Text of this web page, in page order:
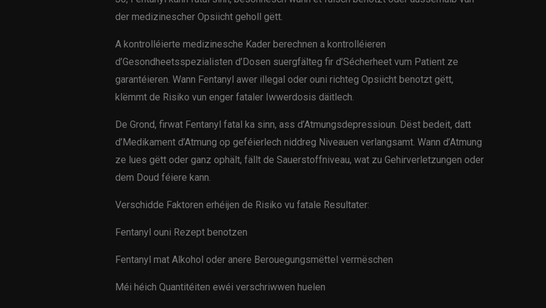
der medizinescher Opsiicht geholl gëtt.
A kontrolléierte medizinesche Kader berechnen a kontrolléieren
d’Gesondheetsspezialisten d’Dosen suergfälteg fir d’Sécherheet vum Patient ze
garantéieren. Wann Fentanyl awer illegal oder ouni richteg Opsiicht benotzt gëtt,
klëmmt de Risiko vun enger fataler Iwwerdosis däitlech.
De Grond, firwat Fentanyl fatal ka sinn, ass d’Atmungsdepressioun. Dëst bedeit, datt
d’Medikament d’Atmung op geféierlech niddreg Niveauen verlangsamt. Wann d’Atmung
ze lues gëtt oder ganz ophält, fällt de Sauerstoffniveau, wat zu Gehirverletzungen oder
dem Doud féiere kann.
Verschidde Faktoren erhéijen de Risiko vu fatale Resultater:
Fentanyl ouni Rezept benotzen
Fentanyl mat Alkohol oder anere Berouegungsmëttel vermëschen
Méi héich Quantitéiten ewéi verschriwwen huelen